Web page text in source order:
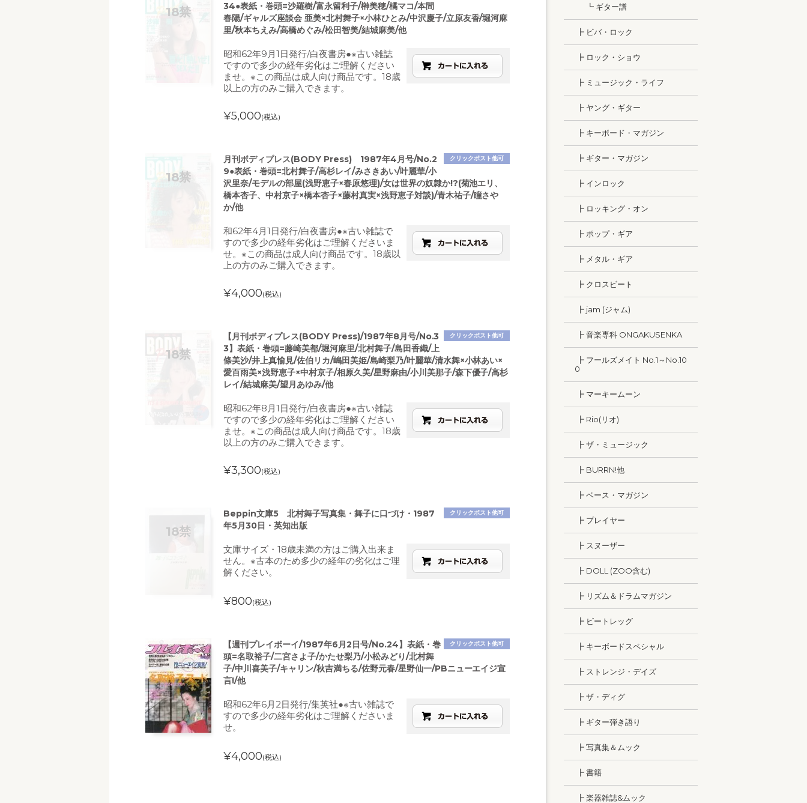
34●表紙・巻頭=沙羅樹/富永留利子/榊美穂/橘マコ/本間
春陽/ギャルズ座談会 亜美×北村舞子×小林ひとみ/中沢慶子/立原友香/堀河麻
里/秋本ちえみ/高橋めぐみ/松田智美/結城麻美/他
昭和62年9月1日発行/白夜書房●※古い雑誌
ですので多少の経年劣化はご理解ください
ませ。※この商品は成人向け商品です。18歳
以上の方のみご購入できます。
¥5,000(税込)
クリックポスト他可
月刊ボディプレス(BODY Press) 1987年4月号/No.2
9●表紙・巻頭=北村舞子/高杉レイ/みさきあい/叶麗華/小
沢里奈/モデルの部屋(浅野恵子×春原悠理)/女は世界の奴隷か!?(菊池エリ、
橋本杏子、中村京子×橋本杏子×藤村真実×浅野恵子対談)/青木祐子/瞳さや
か/他
和62年4月1日発行/白夜書房●※古い雑誌で
すので多少の経年劣化はご理解くださいま
せ。※この商品は成人向け商品です。18歳以
上の方のみご購入できます。
¥4,000(税込)
クリックポスト他可
【月刊ボディプレス(BODY Press)/1987年8月号/No.3
3】表紙・巻頭=藤崎美都/堀河麻里/北村舞子/島田香織/上
條美沙/井上真愉見/佐伯リカ/嶋田美姫/島崎梨乃/叶麗華/清水舞×小林あい×
愛百雨美×浅野恵子×中村京子/相原久美/星野麻由/小川美那子/森下優子/高杉
レイ/結城麻美/望月あゆみ/他
昭和62年8月1日発行/白夜書房●※古い雑誌
ですので多少の経年劣化はご理解ください
ませ。※この商品は成人向け商品です。18歳
以上の方のみご購入できます。
¥3,300(税込)
クリックポスト他可
Beppin文庫5 北村舞子写真集・舞子に口づけ・1987
年5月30日・英知出版
文庫サイズ・18歳未満の方はご購入出来ま
せん。※古本のため多少の経年の劣化はご理
解ください。
¥800(税込)
クリックポスト他可
【週刊プレイボーイ/1987年6月2日号/No.24】表紙・巻
頭=名取裕子/二宮さよ子/かたせ梨乃/小松みどり/北村舞
子/中川喜美子/キャリン/秋吉満ちる/佐野元春/星野仙一/PBニューエイジ宣
言!/他
昭和62年6月2日発行/集英社●※古い雑誌で
すので多少の経年劣化はご理解くださいま
せ。
¥4,000(税込)
┗ ギター譜
┣ ビバ・ロック
┣ ロック・ショウ
┣ ミュージック・ライフ
┣ ヤング・ギター
┣ キーボード・マガジン
┣ ギター・マガジン
┣ インロック
┣ ロッキング・オン
┣ ポップ・ギア
┣ メタル・ギア
┣ クロスビート
┣ jam (ジャム)
┣ 音楽専科 ONGAKUSENKA
┣ フールズメイト No.1～No.10
0
┣ マーキームーン
┣ Rio(リオ)
┣ ザ・ミュージック
┣ BURRN!他
┣ ベース・マガジン
┣ プレイヤー
┣ スヌーザー
┣ DOLL (ZOO含む)
┣ リズム＆ドラムマガジン
┣ ビートレッグ
┣ キーボードスペシャル
┣ ストレンジ・デイズ
┣ ザ・ディグ
┣ ギター弾き語り
┣ 写真集＆ムック
┣ 書籍
┣ 楽器雑誌&ムック